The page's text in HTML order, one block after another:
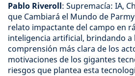
Pablo Riveroll: Supremacía: IA,
que Cambiará el Mundo de
relato impactante del campo en
inteligencia artificial, brindando a
comprensión más clara de los
motivaciones de los gigantes
riesgos que plantea esta